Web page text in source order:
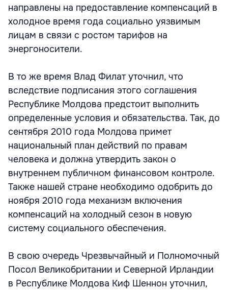
направлены на предоставление компенсаций в
холодное время года социально уязвимым
лицам в связи с ростом тарифов на
энергоносители.
В то же время Влад Филат уточнил, что
вследствие подписания этого соглашения
Республике Молдова предстоит выполнить
определенные условия и обязательства. Так, до
сентября 2010 года Молдова примет
национальный план действий по правам
человека и должна утвердить закон о
внутреннем публичном финансовом контроле.
Также нашей стране необходимо одобрить до
ноября 2010 года механизм включения
компенсаций на холодный сезон в новую
систему социального обеспечения.
В свою очередь Чрезвычайный и Полномочный
Посол Великобритании и Северной Ирландии
в Республике Молдова Киф Шеннон уточнил,